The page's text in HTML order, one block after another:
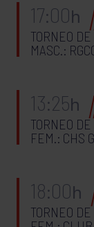
17:00h
TORNEO
MASC.:
13:25h
TORNEO
FEM.: CHS
18:00h
TORNEO